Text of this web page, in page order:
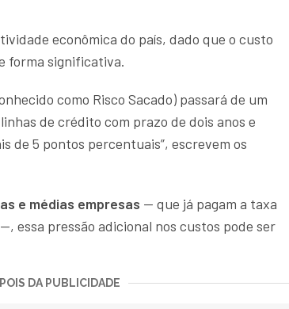
econômica do país, dado que o custo
forma significativa.
como Risco Sacado) passará de um
de crédito com prazo de dois anos e
de 5 pontos percentuais”, escrevem os
e médias empresas — que já pagam a taxa
essa pressão adicional nos custos pode ser
DA PUBLICIDADE